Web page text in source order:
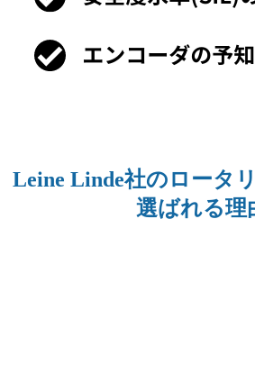
Leine Linde社のロータ
選ばれる理